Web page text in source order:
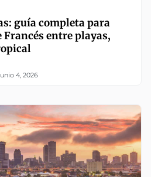
guía completa para
Francés entre playas,
4, 2026